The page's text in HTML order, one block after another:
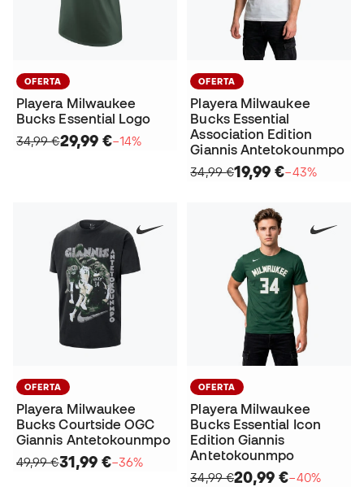
OFERTA
Playera Milwaukee
Bucks Essential Logo
34,99 €29,99 €−14%
OFERTA
Playera Milwaukee
Bucks Essential
Association Edition
Giannis Antetokounmpo
34,99 €19,99 €−43%
OFERTA
Playera Milwaukee
Bucks Courtside OGC
Giannis Antetokounmpo
49,99 €31,99 €−36%
OFERTA
Playera Milwaukee
Bucks Essential Icon
Edition Giannis
Antetokounmpo
34,99 €20,99 €−40%